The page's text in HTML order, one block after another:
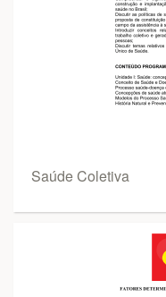
Saúde Coletiva